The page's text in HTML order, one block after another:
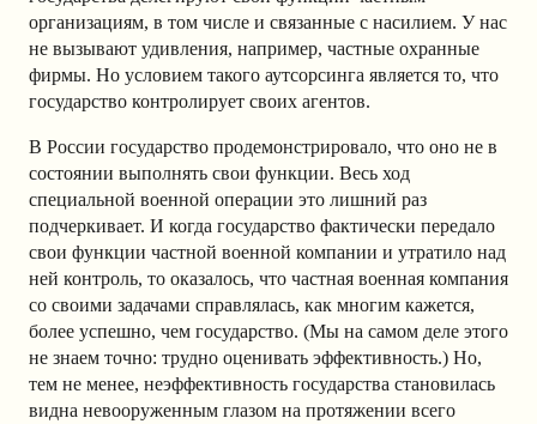
организациям, в том числе и связанные с насилием. У нас
не вызывают удивления, например, частные охранные
фирмы. Но условием такого аутсорсинга является то, что
государство контролирует своих агентов.
В России государство продемонстрировало, что оно не в
состоянии выполнять свои функции. Весь ход
специальной военной операции это лишний раз
подчеркивает. И когда государство фактически передало
свои функции частной военной компании и утратило над
ней контроль, то оказалось, что частная военная компания
со своими задачами справлялась, как многим кажется,
более успешно, чем государство. (Мы на самом деле этого
не знаем точно: трудно оценивать эффективность.) Но,
тем не менее, неэффективность государства становилась
видна невооруженным глазом на протяжении всего